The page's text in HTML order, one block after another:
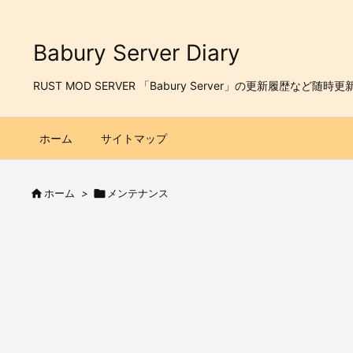
Babury Server Diary
RUST MOD SERVER 「Babury Server」の更新履歴など随時更
ホーム サイトマップ
 ホーム >  メンテナンス